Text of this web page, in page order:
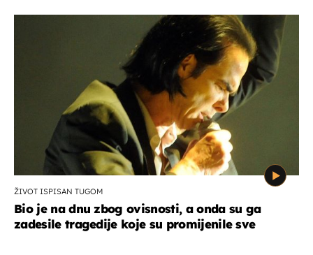
ŽIVOT ISPISAN TUGOM
Bio je na dnu zbog ovisnosti, a onda su ga
zadesile tragedije koje su promijenile sve